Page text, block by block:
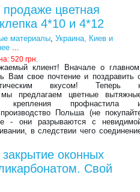
цветная
4*10 и 4*12
материалы,Украина, Киев и
...
520 грн.
клиент! Вначале о
Вам свое почтение и поздравить
вкусом! Теперь
мы предлагаем цветные
крепления профнастила
Польша (не
- они разрываются с
в следствии чего
оконных
Свой